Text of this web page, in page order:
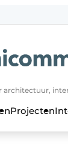
architectuur,
Projecten